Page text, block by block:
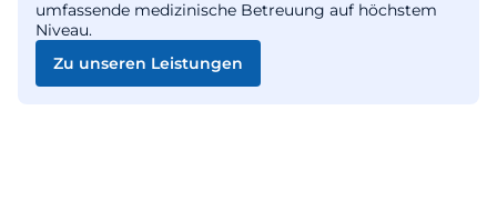
umfassende medizinische Betreuung auf höchstem
Niveau.
Zu unseren Leistungen